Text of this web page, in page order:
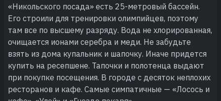
«Никольского посада» есть 25-метровый бассейн.
Его строили для тренировки олимпийцев, поэтому
там все по высшему разряду. Вода не хлорированная,
очищается ионами серебра и меди. Не забудьте
взять из дома купальник и шапочку. Иначе придется
купить на ресепшене. Тапочки и полотенца выдают
при покупке посещения. В городе с десяток неплохих
ресторанов и кафе. Самые симпатичные — «Лосось и